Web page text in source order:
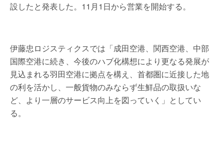
設したと発表した。11月1日から営業を開始する。
伊藤忠ロジスティクスでは「成田空港、関西空港、中部
国際空港に続き、今後のハブ化構想により更なる発展が
見込まれる羽田空港に拠点を構え、首都圏に近接した地
の利を活かし、一般貨物のみならず生鮮品の取扱いな
ど、より一層のサービス向上を図っていく」としてい
る。